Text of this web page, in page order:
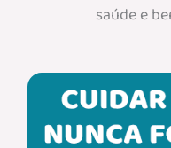
saúde e